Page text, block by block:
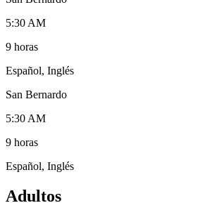
5:30 AM
9 horas
Español, Inglés
San Bernardo
5:30 AM
9 horas
Español, Inglés
Adultos